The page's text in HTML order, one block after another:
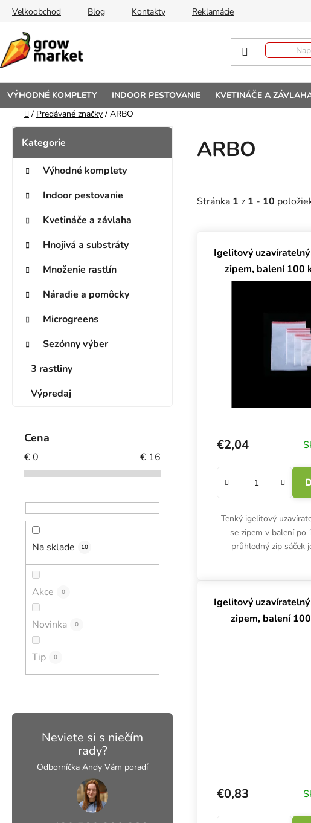
Prejsť na obsah
Velkoobchod Blog Kontakty Reklamácie
VÝHODNÉ KOMPLETY INDOOR PESTOVANIE KVETINÁČE A
Domov
/ Predávané značky / ARBO
Bočný panel
Preskočiť kategórie
Kategórie
Výhodné komplety
Indoor pestovanie
Kvetináče a závlaha
Hnojivá a substráty
Množenie rastlín
Náradie a pomôcky
Microgreens
Sezónny výber
3 rastliny
Výpredaj
Cena
€0 € 16
Na sklade 10
Akce 0
Novinka 0
Tip 0
Neviete si s niečím
rady?
Odborníčka Andy Vám poradí
ARBO
Stránka 1 z 1 - 10
Igelitový uzavíratelný
zipem, balení 100
€2,04
Tenký igelitový
se zipem v balení po
průhledný zip sáček
Igelitový uzavíratelný
zipem, balení
€0,83